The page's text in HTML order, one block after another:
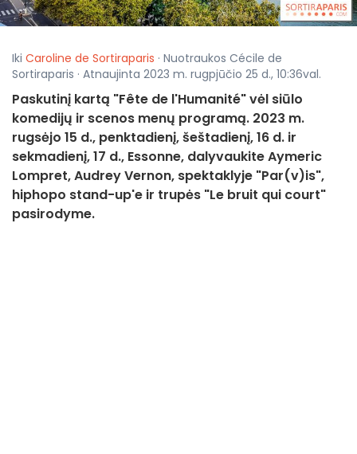
Iki Caroline de Sortiraparis · Nuotraukos Cécile de
Sortiraparis · Atnaujinta 2023 m. rugpjūčio 25 d., 10:36val.
Paskutinį kartą "Fête de l'Humanité" vėl siūlo
komedijų ir scenos menų programą. 2023 m.
rugsėjo 15 d., penktadienį, šeštadienį, 16 d. ir
sekmadienį, 17 d., Essonne, dalyvaukite Aymeric
Lompret, Audrey Vernon, spektaklyje "Par(v)is",
hiphopo stand-up'e ir trupės "Le bruit qui court"
pasirodyme.